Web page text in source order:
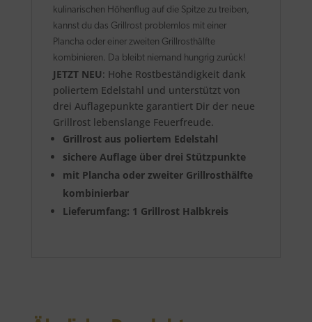
kulinarischen Höhenflug auf die Spitze zu treiben,
kannst du das Grillrost problemlos mit einer
Plancha oder einer zweiten Grillrosthälfte
kombinieren. Da bleibt niemand hungrig zurück!
JETZT NEU: Hohe Rostbeständigkeit dank
poliertem Edelstahl und unterstützt von
drei Auflagepunkte garantiert Dir der neue
Grillrost lebenslange Feuerfreude.
Grillrost aus poliertem Edelstahl
sichere Auflage über drei Stützpunkte
mit Plancha oder zweiter Grillrosthälfte
kombinierbar
Lieferumfang: 1 Grillrost Halbkreis